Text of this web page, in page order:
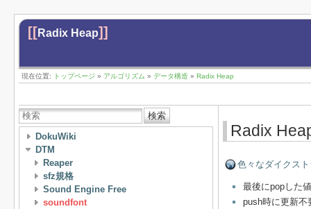
[[Radix Heap]]
現在位置: トップページ » アルゴリズム » データ構造 » Radix Heap
検索
DokuWiki
DTM
Reaper
sfz規格
Sound Engine Free
soundfont
Radix
色々なダイクス
最後にpopした
push時に更新不